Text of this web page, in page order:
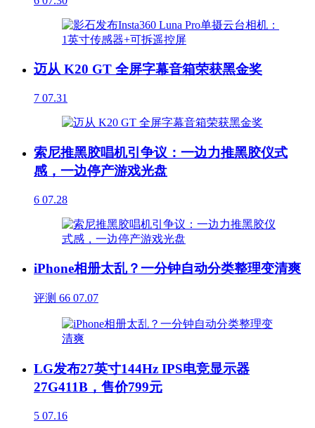
迈从 K20 GT 全屏字幕音箱荣获黑金奖
7 07.31
索尼推黑胶唱机引争议：一边力推黑胶仪式
感，一边停产游戏光盘
6 07.28
iPhone相册太乱？一分钟自动分类整理变清爽
评测 66 07.07
LG发布27英寸144Hz IPS电竞显示器
27G411B，售价799元
5 07.16